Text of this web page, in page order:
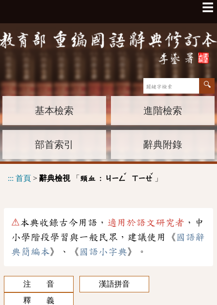
☰
基本檢索 進階檢索
部首索引 辭典附錄
::: 首頁 > 辭典檢視「 頸血 : ㄐㄧㄥ
ˇ
ㄒㄧㄝ
ˇ
」
⚠本典收錄古今用語， 適用於語文研究者 ，中
小學階段學習與一般民眾，建議使用《 國語辭
典簡編本》、《 國語小字典》。
注 音
漢語拼音
釋 義